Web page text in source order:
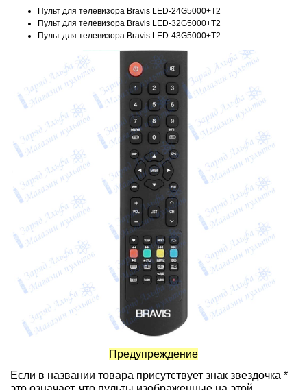
Пульт для телевизора Bravis LED-24G5000+T2
Пульт для телевизора Bravis LED-32G5000+T2
Пульт для телевизора Bravis LED-43G5000+T2
Предупреждение
Если в названии товара присутствует знак звездочка *